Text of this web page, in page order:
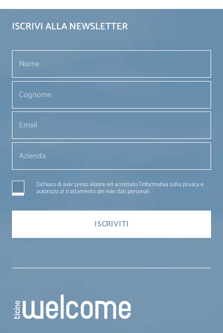
ISCRIVI ALLA NEWSLETTER
Dichiaro di aver preso visione ed accettato l'informativa sulla privacy e
autorizzo al trattamento dei miei dati personali.